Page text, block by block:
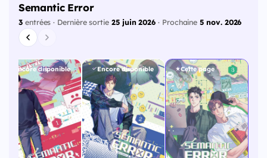
Semantic Error
3entrées · Dernière sortie 25 juin 2026 · Prochaine5 nov. 2026
Encore disponible Encore disponible Cette page